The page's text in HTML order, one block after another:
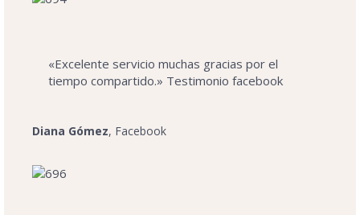
«Excelente servicio muchas gracias por el
tiempo compartido.» Testimonio facebook
Diana Gómez, Facebook